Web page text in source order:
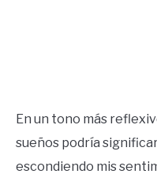
En un tono más
sueños podría
escondiendo mis